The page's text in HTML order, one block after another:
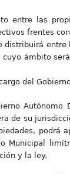
entre las
frentes
distribuirá
ámbito
del
de su
podrá
Municipal
y la ley.